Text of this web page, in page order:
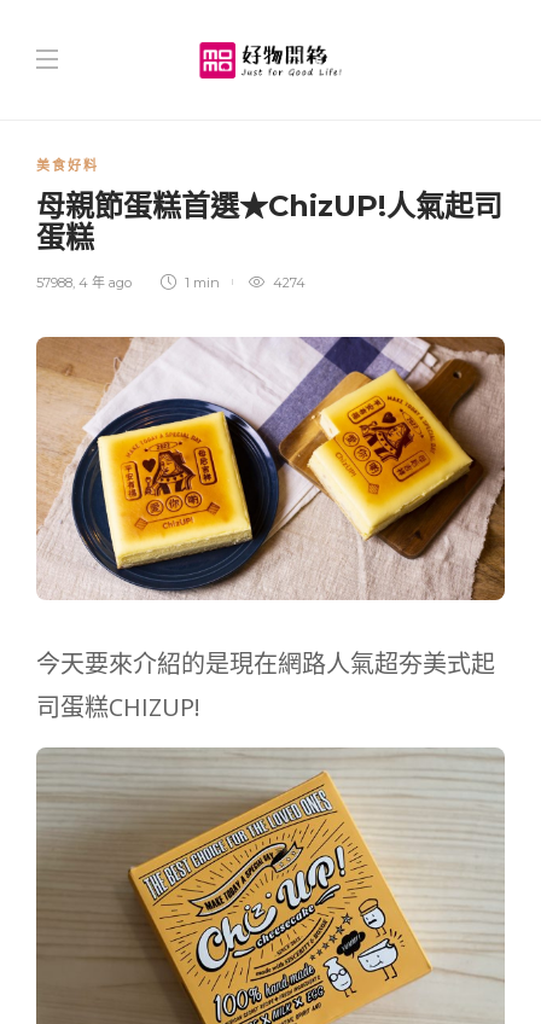
美食好料
母親節蛋糕首選★ChizUP!人氣起司
蛋糕
57988, 4 年 ago 1 min 4274
今天要來介紹的是現在網路人氣超夯美式起
司蛋糕CHIZUP!